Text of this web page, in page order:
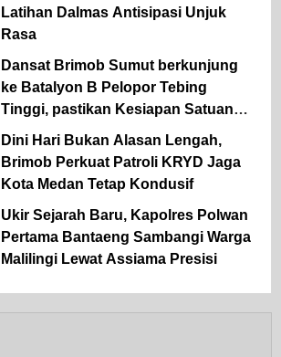
Latihan Dalmas Antisipasi Unjuk
Rasa
Dansat Brimob Sumut berkunjung
ke Batalyon B Pelopor Tebing
Tinggi, pastikan Kesiapan Satuan
dan dukung ketahanan Pangan
Dini Hari Bukan Alasan Lengah,
Brimob Perkuat Patroli KRYD Jaga
Kota Medan Tetap Kondusif
Ukir Sejarah Baru, Kapolres Polwan
Pertama Bantaeng Sambangi Warga
Malilingi Lewat Assiama Presisi